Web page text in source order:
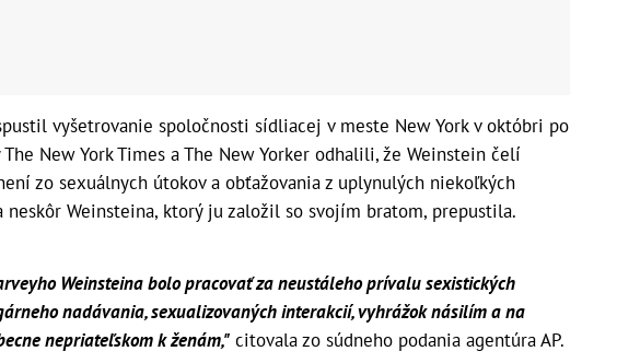
vyšetrovanie spoločnosti sídliacej v meste New York v októbri po
New York Times a The New Yorker odhalili, že Weinstein čelí
zo sexuálnych útokov a obťažovania z uplynulých niekoľkých
neskôr Weinsteina, ktorý ju založil so svojím bratom, prepustila.
Weinsteina bolo pracovať za neustáleho prívalu sexistických
nadávania, sexualizovaných interakcií, vyhrážok násilím a na
nepriateľskom k ženám," citovala zo súdneho podania agentúra AP.